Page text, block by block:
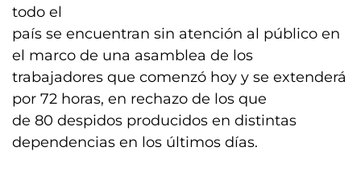
todo el
país se encuentran sin atención al público en
el marco de una asamblea de los
trabajadores que comenzó hoy y se extenderá
por 72 horas, en rechazo de los que
de 80 despidos producidos en distintas
dependencias en los últimos días.